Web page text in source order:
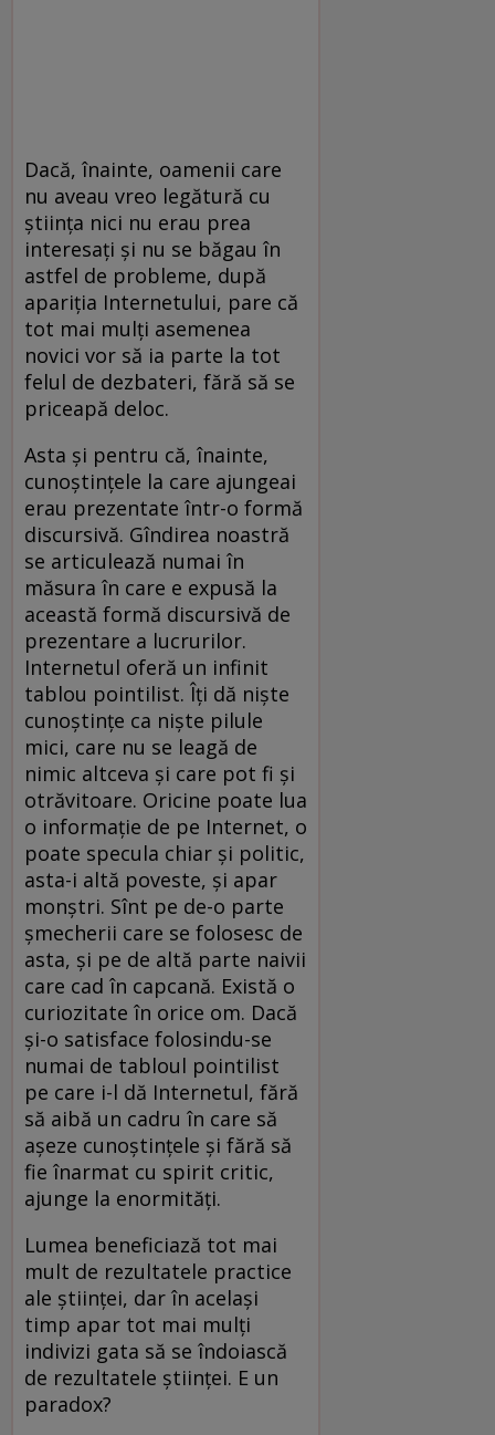
Dacă, înainte, oamenii care
nu aveau vreo legătură cu
știința nici nu erau prea
interesați și nu se băgau în
astfel de probleme, după
apariția Internetului, pare că
tot mai mulți asemenea
novici vor să ia parte la tot
felul de dezbateri, fără să se
priceapă deloc.
Asta și pentru că, înainte,
cunoștințele la care ajungeai
erau prezentate într-o formă
discursivă. Gîndirea noastră
se articulează numai în
măsura în care e expusă la
această formă discursivă de
prezentare a lucrurilor.
Internetul oferă un infinit
tablou pointilist. Îți dă niște
cunoștințe ca niște pilule
mici, care nu se leagă de
nimic altceva și care pot fi și
otrăvitoare. Oricine poate lua
o informație de pe Internet, o
poate specula chiar și politic,
asta-i altă poveste, și apar
monștri. Sînt pe de-o parte
șmecherii care se folosesc de
asta, și pe de altă parte naivii
care cad în capcană. Există o
curiozitate în orice om. Dacă
și-o satisface folosindu-se
numai de tabloul pointilist
pe care i-l dă Internetul, fără
să aibă un cadru în care să
așeze cunoștințele și fără să
fie înarmat cu spirit critic,
ajunge la enormități.
Lumea beneficiază tot mai
mult de rezultatele practice
ale științei, dar în același
timp apar tot mai mulți
indivizi gata să se îndoiască
de rezultatele științei. E un
paradox?